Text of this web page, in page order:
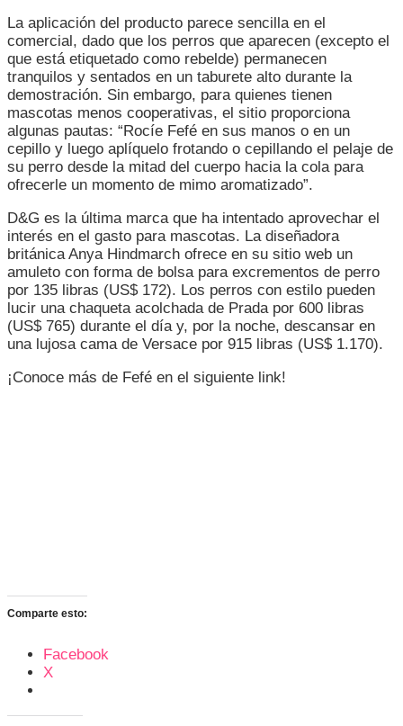
La aplicación del producto parece sencilla en el
comercial, dado que los perros que aparecen (excepto el
que está etiquetado como rebelde) permanecen
tranquilos y sentados en un taburete alto durante la
demostración. Sin embargo, para quienes tienen
mascotas menos cooperativas, el sitio proporciona
algunas pautas: “Rocíe Fefé en sus manos o en un
cepillo y luego aplíquelo frotando o cepillando el pelaje de
su perro desde la mitad del cuerpo hacia la cola para
ofrecerle un momento de mimo aromatizado”.
D&G es la última marca que ha intentado aprovechar el
interés en el gasto para mascotas. La diseñadora
británica Anya Hindmarch ofrece en su sitio web un
amuleto con forma de bolsa para excrementos de perro
por 135 libras (US$ 172). Los perros con estilo pueden
lucir una chaqueta acolchada de Prada por 600 libras
(US$ 765) durante el día y, por la noche, descansar en
una lujosa cama de Versace por 915 libras (US$ 1.170).
¡Conoce más de Fefé en el siguiente link!
Comparte esto:
Facebook
X